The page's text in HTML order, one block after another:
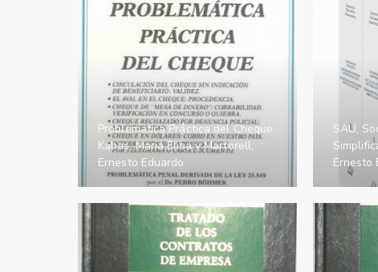
Problematica Práctica del Cheque.
Kabas, Maria Elisa y Martorell,
Ernesto Eduardo
SAU,
Ernesto